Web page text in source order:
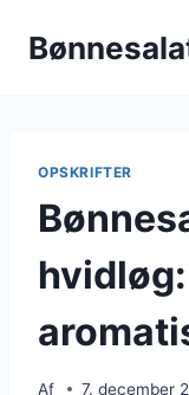
OPSKRIFTER
Af 7. december